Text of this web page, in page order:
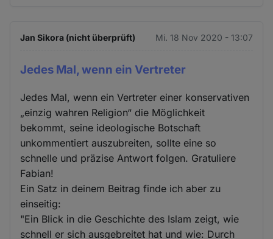
Jan Sikora (nicht überprüft) Mi. 18 Nov 2020 - 13:07
Jedes Mal, wenn ein Vertreter
Jedes Mal, wenn ein Vertreter einer konservativen
„einzig wahren Religion“ die Möglichkeit
bekommt, seine ideologische Botschaft
unkommentiert auszubreiten, sollte eine so
schnelle und präzise Antwort folgen. Gratuliere
Fabian!
Ein Satz in deinem Beitrag finde ich aber zu
einseitig:
"Ein Blick in die Geschichte des Islam zeigt, wie
schnell er sich ausgebreitet hat und wie: Durch